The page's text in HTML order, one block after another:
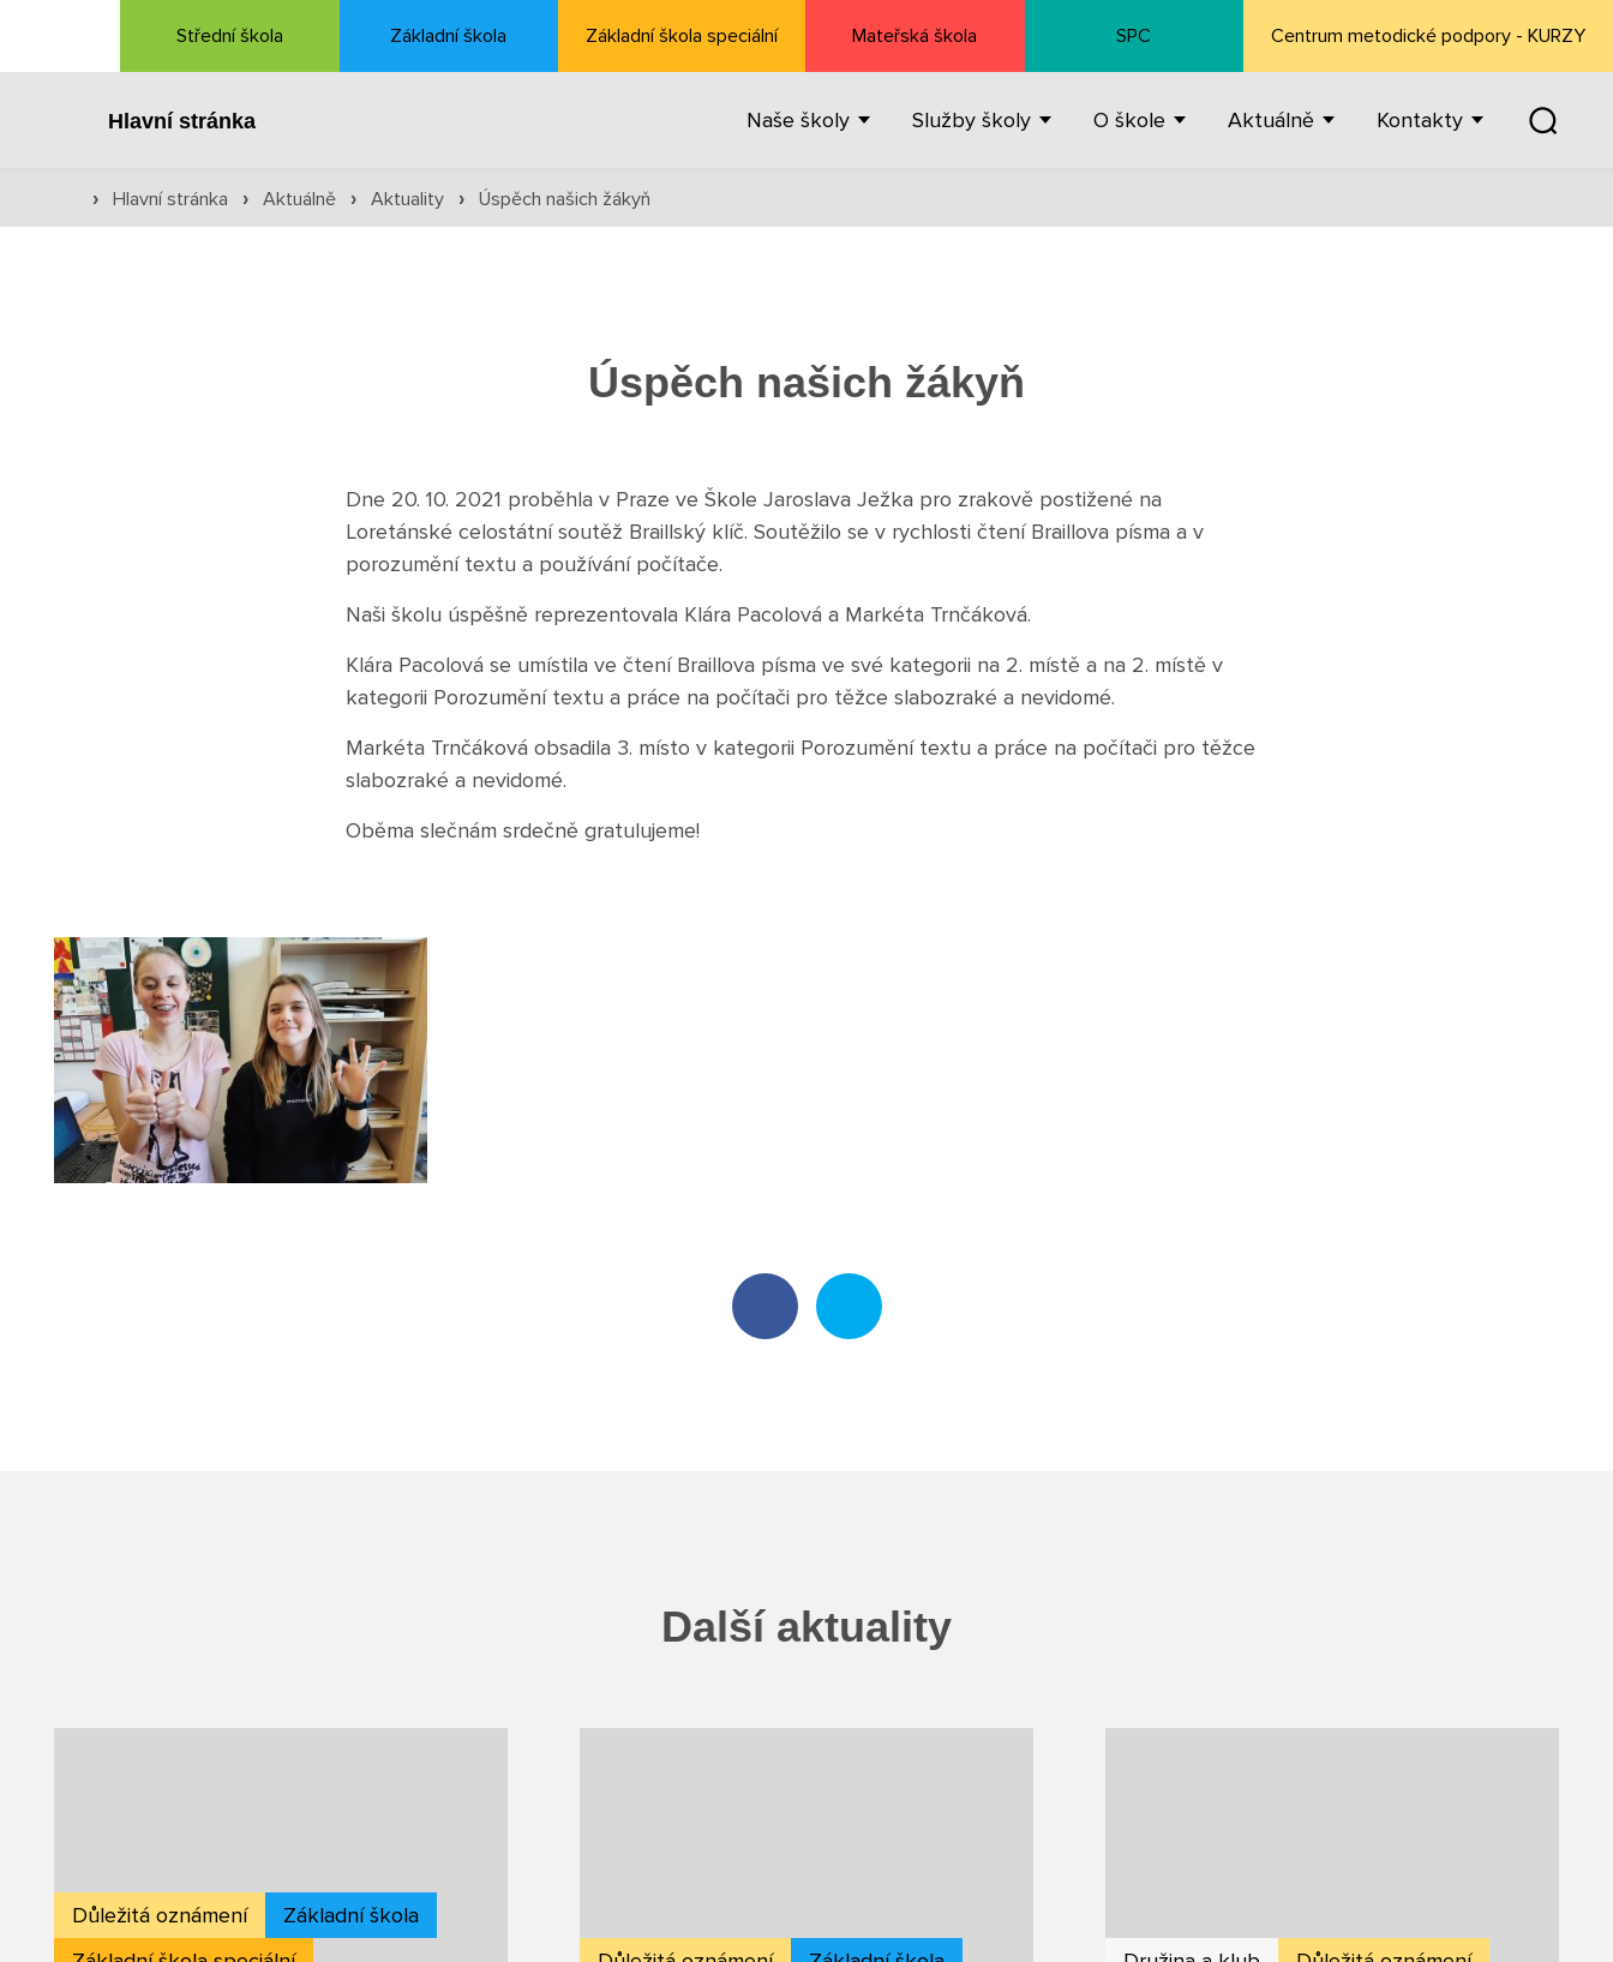
Střední škola Základní škola Základní škola speciální Mateřská škola SPC Centrum metodické podpory - KURZY
Hlavní stránka Naše školy Služby školy O škole Aktuálně Kontakty
› Hlavní stránka › Aktuálně › Aktuality › Úspěch našich žákyň
Úspěch našich žákyň
Dne 20. 10. 2021 proběhla v Praze ve Škole Jaroslava Ježka pro zrakově postižené na
Loretánské celostátní soutěž Braillský klíč. Soutěžilo se v rychlosti čtení Braillova písma a v
porozumění textu a používání počítače.
Naši školu úspěšně reprezentovala Klára Pacolová a Markéta Trnčáková.
Klára Pacolová se umístila ve čtení Braillova písma ve své kategorii na 2. místě a na 2. místě v
kategorii Porozumění textu a práce na počítači pro těžce slabozraké a nevidomé.
Markéta Trnčáková obsadila 3. místo v kategorii Porozumění textu a práce na počítači pro těžce
slabozraké a nevidomé.
Oběma slečnám srdečně gratulujeme!
Další aktuality
Důležitá oznámení
Základní škola